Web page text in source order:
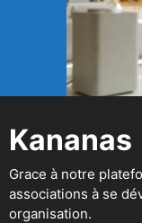
Kananas
Grace à notre
associations à se
organisation.